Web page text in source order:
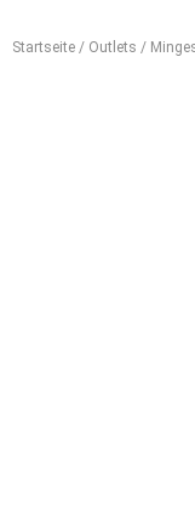
Startseite / Outlets /